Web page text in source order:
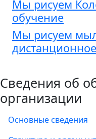
Мы рисуем
обучение
Мы рисуем
Сведения об
организации
Основные сведения